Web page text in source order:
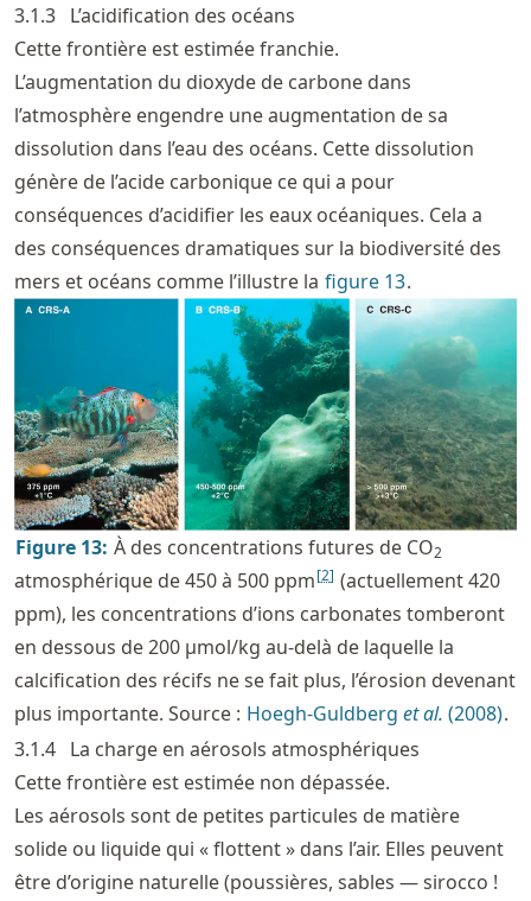
3.1.3 L’acidification des océans
Cette frontière est estimée franchie.
L’augmentation du dioxyde de carbone dans
l’atmosphère engendre une augmentation de sa
dissolution dans l’eau des océans. Cette dissolution
génère de l’acide carbonique ce qui a pour
conséquences d’acidifier les eaux océaniques. Cela a
des conséquences dramatiques sur la biodiversité des
mers et océans comme l’illustre la figure 13.
Figure 13: À des concentrations futures de CO2
atmosphérique de 450 à 500 ppm[2] (actuellement 420
ppm), les concentrations d’ions carbonates tomberont
en dessous de 200 µmol/kg au-delà de laquelle la
calcification des récifs ne se fait plus, l’érosion devenant
plus importante. Source : Hoegh-Guldberg et al. (2008).
3.1.4 La charge en aérosols atmosphériques
Cette frontière est estimée non dépassée.
Les aérosols sont de petites particules de matière
solide ou liquide qui « flottent » dans l’air. Elles peuvent
être d’origine naturelle (poussières, sables — sirocco !